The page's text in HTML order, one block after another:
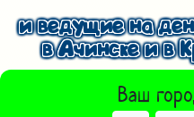
и ведущие на
в Ачинске и в
Ваш
ВЫБРАТЬ